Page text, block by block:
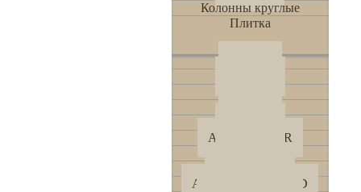
Колонны круглые
Плитка
AK - WEAVER
AK - PUZZLELAND